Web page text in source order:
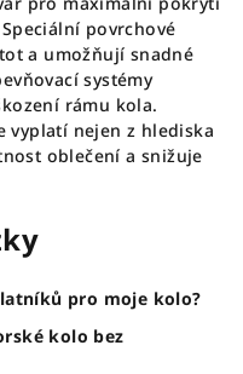
povrchové
a umožňují snadné
systémy
rámu kola.
vyplatí nejen z hlediska
oblečení a snižuje
pro moje kolo?
kolo bez